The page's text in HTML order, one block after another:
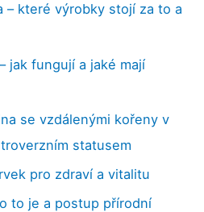
– které výrobky stojí za to a
jak fungují a jaké mají
se vzdálenými kořeny v
statusem
pro zdraví a vitalitu
to je a postup přírodní